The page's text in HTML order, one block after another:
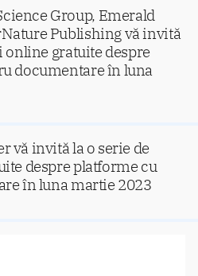
Group, Emerald
Publishing vă invită
online gratuite despre
documentare în luna
vă invită la o serie de
despre platforme cu
în luna martie 2023